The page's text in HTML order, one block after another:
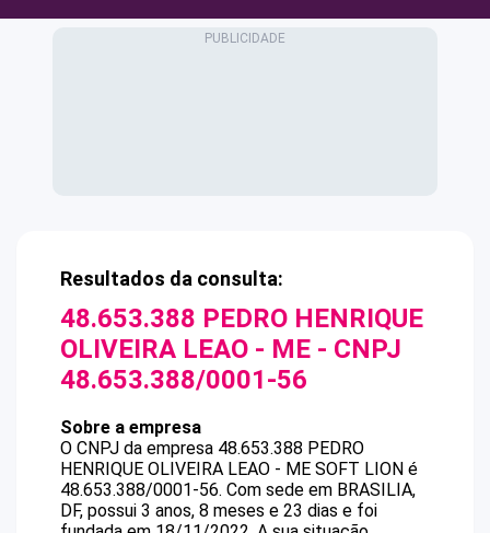
Resultados da consulta:
48.653.388 PEDRO HENRIQUE
OLIVEIRA LEAO - ME - CNPJ
48.653.388/0001-56
Sobre a empresa
O CNPJ da empresa 48.653.388 PEDRO
HENRIQUE OLIVEIRA LEAO - ME SOFT LION é
48.653.388/0001-56. Com sede em BRASILIA,
DF, possui 3 anos, 8 meses e 23 dias e foi